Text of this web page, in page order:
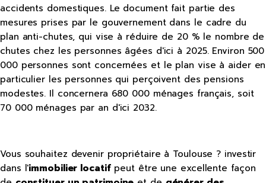
accidents domestiques. Le document fait partie des
mesures prises par le gouvernement dans le cadre du
plan anti-chutes, qui vise à réduire de 20 % le nombre de
chutes chez les personnes âgées d'ici à 2025. Environ 500
000 personnes sont concernées et le plan vise à aider en
particulier les personnes qui perçoivent des pensions
modestes. Il concernera 680 000 ménages français, soit
70 000 ménages par an d'ici 2032.
Vous souhaitez devenir propriétaire à Toulouse ? investir
dans l'immobilier locatifpeut être une excellente façon